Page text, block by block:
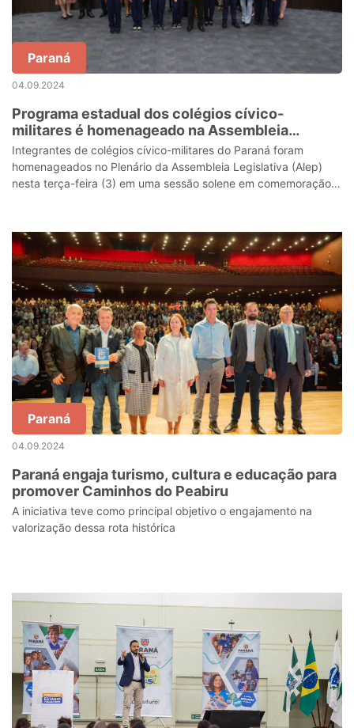
Paraná
04.09.2024
Programa estadual dos colégios cívico-
militares é homenageado na Assembleia
Legislativa
Integrantes de colégios cívico-militares do Paraná foram
homenageados no Plenário da Assembleia Legislativa (Alep)
nesta terça-feira (3) em uma sessão solene em comemoração à
Paraná
04.09.2024
Paraná engaja turismo, cultura e educação para
promover Caminhos do Peabiru
A iniciativa teve como principal objetivo o engajamento na
valorização dessa rota histórica